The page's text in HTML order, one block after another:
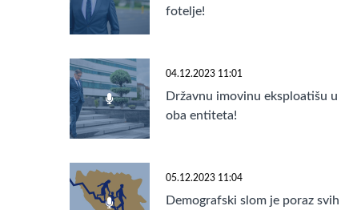
fotelje!
04.12.2023 11:01
Državnu imovinu eksploatišu u
oba entiteta!
05.12.2023 11:04
Demografski slom je poraz svih